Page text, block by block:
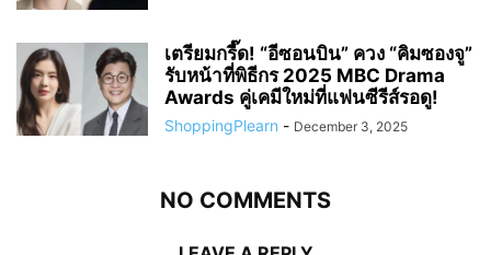
เตรียมกรี๊ด! “อีซอนบิน” ควง “คิมซองจู”
รับหน้าที่พิธีกร 2025 MBC Drama
Awards คู่เคมีใหม่ที่แฟนซีรีส์รอดู!
ShoppingPlearn - December 3, 2025
NO COMMENTS